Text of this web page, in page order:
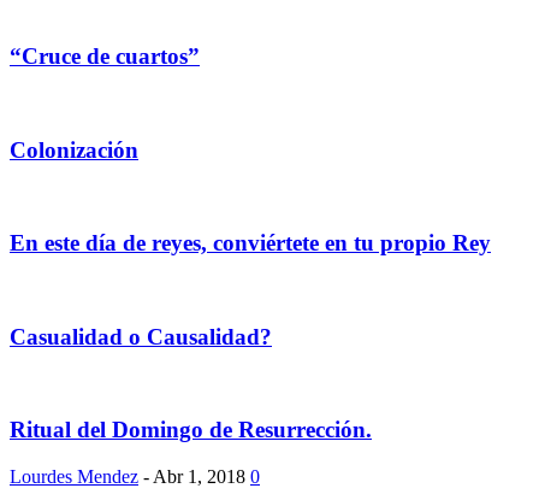
“Cruce de cuartos”
Colonización
En este día de reyes, conviértete en tu propio Rey
Casualidad o Causalidad?
Ritual del Domingo de Resurrección.
Lourdes Mendez - Abr 1, 2018 0